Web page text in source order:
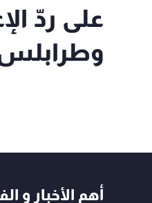
على ردّ
أهم الأخبار و